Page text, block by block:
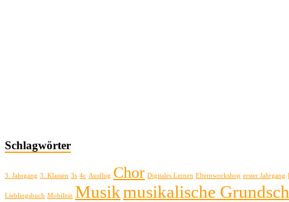
Schlagwörter
3. Jahrgang 3. Klassen 3s 4c Ausflug Chor Digitales Lernen Elternworkshop erster Jahrgang
Lieblingsbuch Mobilität Musikmusikalische